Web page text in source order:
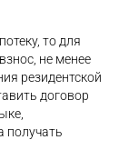
то для
не менее
резидентской
договор
получать